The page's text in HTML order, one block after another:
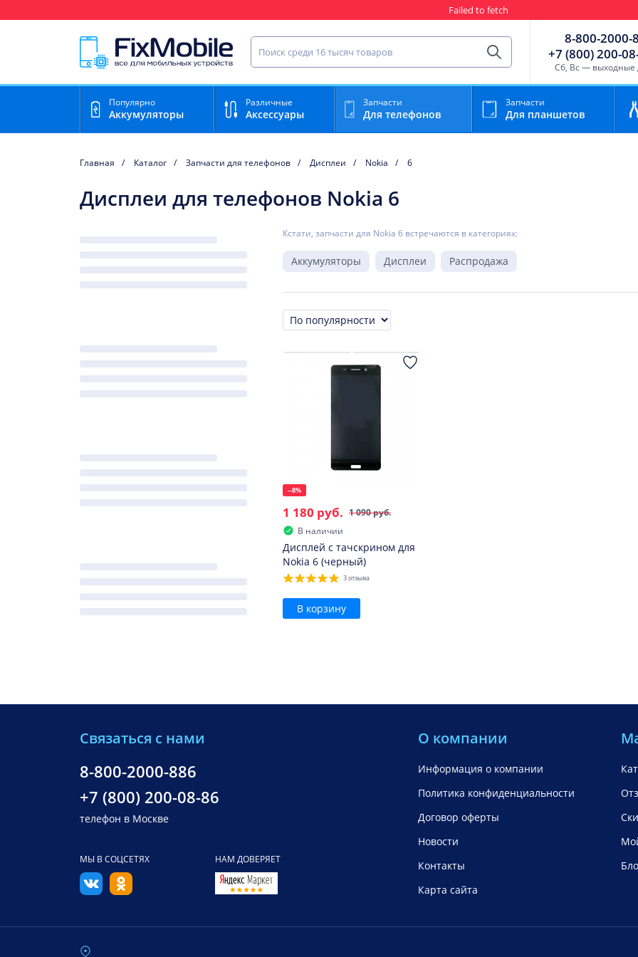
Failed to fetch
Найти запчасть для мобильного устройства
Найти
8-800-2000-
+7 (800) 200-
Cб, Вс — выходные
Популярно
Аккумуляторы
Различные
Аксессуары
Запчасти
Для телефонов
Запчасти
Для планшетов
Главная Каталог Запчасти для телефонов Дисплеи Nokia 6
Дисплеи для телефонов Nokia 6
Кстати, запчасти для Nokia 6 встречаются в категориях:
Аккумуляторы Дисплеи Распродажа
Сортировка
--8%
1 090 руб.
1 180 руб.
В наличии
Дисплей с тачскрином для
Nokia 6 (черный)
3 отзыва
В корзину
Связаться с нами
8-800-2000-886
+7 (800) 200-08-86
телефон в Москве
МЫ В СОЦСЕТЯХ НАМ ДОВЕРЯЕТ
О компании
Информация о компании
Политика конфиденциальности
Договор оферты
Новости
Контакты
Карта сайта